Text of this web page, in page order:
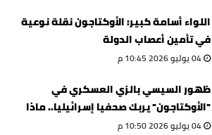
اللواء أسامة كبير: الأوكتاجون نقلة نوعية
في تأمين أعصاب الدولة
04 يوليو 2026 10:45 م
ظهور السيسي بالزي العسكري في
"الأوكتاجون" يربك صحفيا إسرائيليا.. ماذا
قال؟
04 يوليو 2026 10:50 م